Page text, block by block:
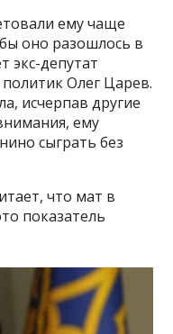
ему чаще
оно разошлось в
экс-депутат
Олег Царев.
исчерпав другие
ему
сыграть без
что мат в
показатель